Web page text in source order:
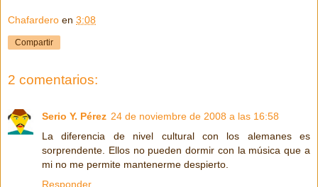
Chafardero en 3:08
Compartir
2 comentarios:
Serio Y. Pérez 24 de noviembre de 2008 a las 16:58
La diferencia de nivel cultural con los alemanes es
sorprendente. Ellos no pueden dormir con la música que a
mi no me permite mantenerme despierto.
Responder